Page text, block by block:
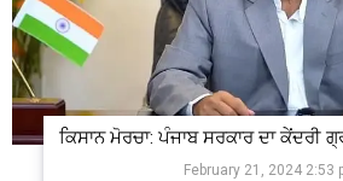
ਕਿਸਾਨ ਮੋਰਚਾ: ਪੰਜਾਬ ਸਰਕਾਰ ਦਾ ਕੇਂਦਰੀ
February 21, 2024 2:53